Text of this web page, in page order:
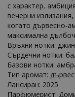
с характер,
вечерни
когато дървесно-
максимална
Връхни нотки:
Сърдечни нотки:
Базови нотки:
Тип аромат:
Лансиран: 2025
Парфюмерист: